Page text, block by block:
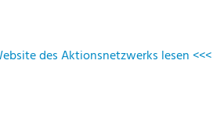
des Aktionsnetzwerks lesen <<<